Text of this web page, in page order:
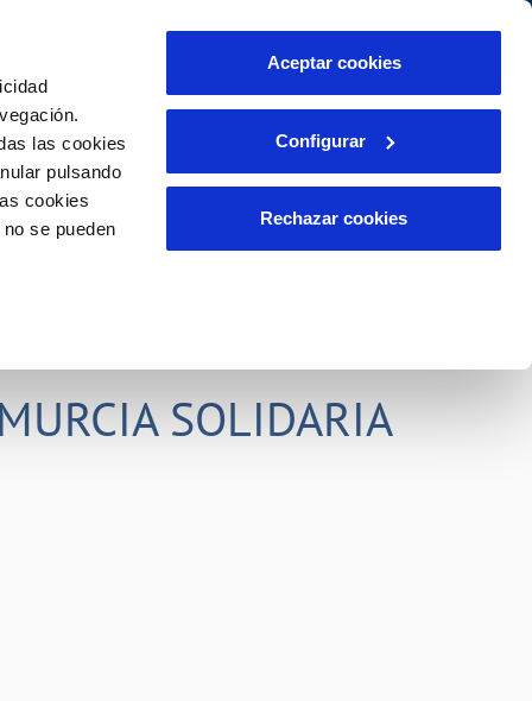
las cookies
pulsando
cookies
se pueden
Aceptar cookies
Configurar
Rechazar cookies
INCIDENCIAS
Comunica anomalías o posibles
PORTAL DE TRANSPARENCIA
Área de clientes
SOLIDARIA